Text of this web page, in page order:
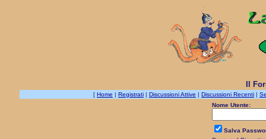
Il
[ Home | Registrati | Discussioni Attive | Discussioni Recenti |
Nome Utente:
Salva